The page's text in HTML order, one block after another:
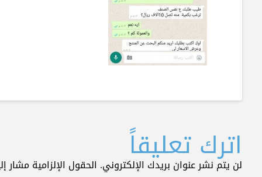
اترك تعليقاً
لن يتم نشر عنوان بريدك الإلكتروني. الحقول الإلزامية مشار